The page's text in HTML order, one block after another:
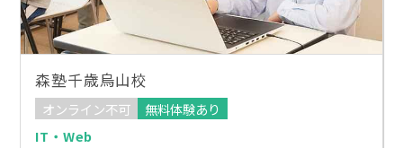
森塾千歳烏山校
オンライン不可
無料体験あり
IT・Web